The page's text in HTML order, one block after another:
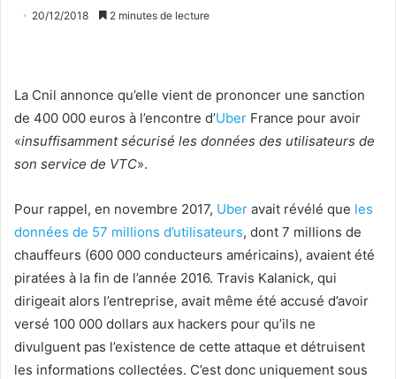
20/12/2018 2 minutes de lecture
La Cnil annonce qu’elle vient de prononcer une sanction
de 400 000 euros à l’encontre d’Uber France pour avoir
«insuffisamment sécurisé les données des utilisateurs de
son service de VTC».
Pour rappel, en novembre 2017, Uber avait révélé que les
données de 57 millions d’utilisateurs, dont 7 millions de
chauffeurs (600 000 conducteurs américains), avaient été
piratées à la fin de l’année 2016. Travis Kalanick, qui
dirigeait alors l’entreprise, avait même été accusé d’avoir
versé 100 000 dollars aux hackers pour qu’ils ne
divulguent pas l’existence de cette attaque et détruisent
les informations collectées. C’est donc uniquement sous